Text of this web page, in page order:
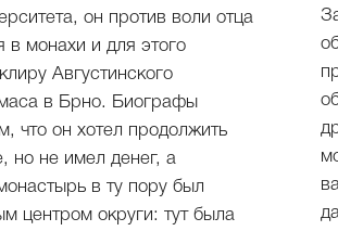
он против воли отца
в монахи и для этого
Августинского
в Брно. Биографы
что он хотел продолжить
но не имел денег, а
в ту пору был
центром округи: тут была